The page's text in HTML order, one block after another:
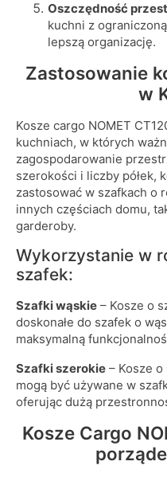
Oszczędność
kuchni z
lepszą organizację.
Zastosowanie
w
Kosze cargo NOMET
kuchniach, w których
zagospodarowanie
szerokości i liczby półek,
zastosować w szafkach o
innych częściach domu,
garderoby.
Wykorzystanie w
szafek:
Szafki wąskie – Kosze o
doskonałe do szafek o
maksymalną
Szafki szerokie – Kosze
mogą być używane w
oferując dużą
Kosze Cargo